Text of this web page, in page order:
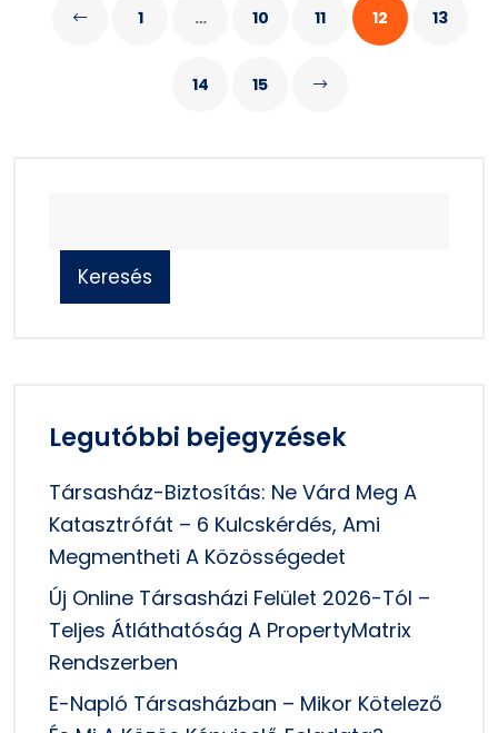
1 … 10 11 12 13
14 15
Keresés
Legutóbbi bejegyzések
Társasház-Biztosítás: Ne Várd Meg A
Katasztrófát – 6 Kulcskérdés, Ami
Megmentheti A Közösségedet
Új Online Társasházi Felület 2026-Tól –
Teljes Átláthatóság A PropertyMatrix
Rendszerben
E-Napló Társasházban – Mikor Kötelező